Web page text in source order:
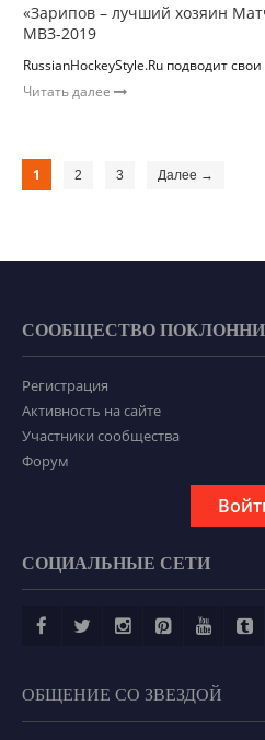
«Зарипов – лучший хозяин
МВЗ-2019
RussianHockeyStyle.Ru подводит
Читать далее
1 2 3 Далее →
СООБЩЕСТВО
Регистрация
Активность на сайте
Участники сообщества
Форум
СОЦИАЛЬНЫЕ СЕТИ
ОБЩЕНИЕ СО ЗВЕЗДОЙ